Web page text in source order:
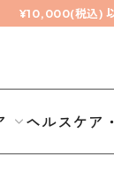
¥10,000(税込)
ヘルスケア